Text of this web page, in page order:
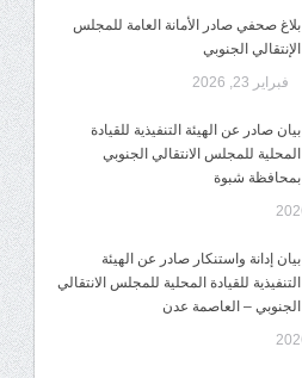
بلاغ صحفي صادر الأمانة العامة للمجلس
الإنتقالي الجنوبي
فبراير 23, 2026
بيان صادر عن الهيئة التنفيذية للقيادة
المحلية للمجلس الانتقالي الجنوبي
بمحافظة شبوة
بيان إدانة واستنكار صادر عن الهيئة
التنفيذية للقيادة المحلية للمجلس الانتقالي
الجنوبي – العاصمة عدن